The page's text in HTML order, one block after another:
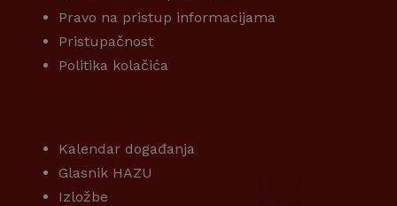
Pravo na pristup informacijama
Pristupačnost
Politika kolačića
Kalendar događanja
Glasnik HAZU
Izložbe